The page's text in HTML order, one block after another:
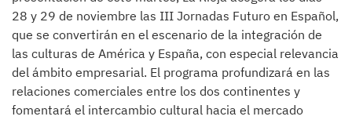
28 y 29 de noviembre las III Jornadas Futuro en Español,
que se convertirán en el escenario de la integración de
las culturas de América y España, con especial relevancia
del ámbito empresarial. El programa profundizará en las
relaciones comerciales entre los dos continentes y
fomentará el intercambio cultural hacia el mercado